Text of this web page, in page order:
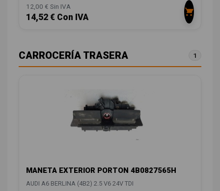
12,00 € Sin IVA
14,52 € Con IVA
CARROCERÍA TRASERA 1
MANETA EXTERIOR PORTON 4B0827565H
AUDI A6 BERLINA (4B2) 2.5 V6 24V TDI